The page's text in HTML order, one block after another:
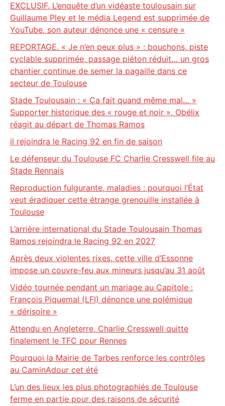
EXCLUSIF. L’enquête d’un vidéaste toulousain sur
Guillaume Pley et le média Legend est supprimée de
YouTube, son auteur dénonce une « censure »
REPORTAGE. « Je n’en peux plus » : bouchons, piste
cyclable supprimée, passage piéton réduit… un gros
chantier continue de semer la pagaille dans ce
secteur de Toulouse
Stade Toulousain : « Ça fait quand même mal… »
Supporter historique des « rouge et noir », Obélix
réagit au départ de Thomas Ramos
il rejoindra le Racing 92 en fin de saison
Le défenseur du Toulouse FC Charlie Cresswell file au
Stade Rennais
Reproduction fulgurante, maladies : pourquoi l’État
veut éradiquer cette étrange grenouille installée à
Toulouse
L’arrière international du Stade Toulousain Thomas
Ramos rejoindra le Racing 92 en 2027
Après deux violentes rixes, cette ville d’Essonne
impose un couvre-feu aux mineurs jusqu’au 31 août
Vidéo tournée pendant un mariage au Capitole :
François Piquemal (LFI) dénonce une polémique
« dérisoire »
Attendu en Angleterre, Charlie Cresswell quitte
finalement le TFC pour Rennes
Pourquoi la Mairie de Tarbes renforce les contrôles
au CaminAdour cet été
L’un des lieux les plus photographiés de Toulouse
ferme en partie pour des raisons de sécurité